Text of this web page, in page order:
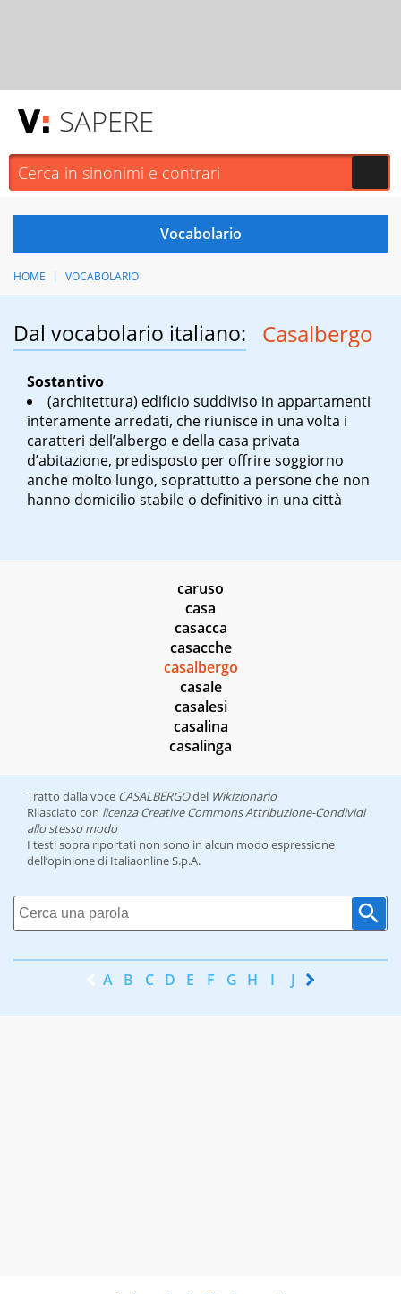
SAPERE
HOME VOCABOLARIO
Dal vocabolario italiano: Casalbergo
Sostantivo
(architettura) edificio suddiviso in appartamenti
interamente arredati, che riunisce in una volta i
caratteri dell’albergo e della casa privata
d’abitazione, predisposto per offrire soggiorno
anche molto lungo, soprattutto a persone che non
hanno domicilio stabile o definitivo in una città
caruso
casa
casacca
casacche
casalbergo
casale
casalesi
casalina
casalinga
Tratto dalla voce CASALBERGOdel Wikizionario
Rilasciato con licenza Creative Commons Attribuzione-Condividi
allo stesso modo
I testi sopra riportati non sono in alcun modo espressione
dell’opinione di Italiaonline S.p.A.
A B C D E F G H I J K